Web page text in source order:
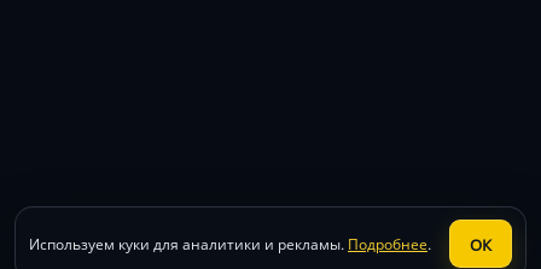
Используем куки для аналитики и рекламы. Подробнее. ОК